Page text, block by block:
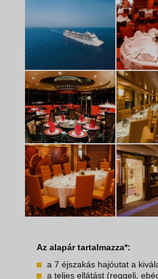
Az alapár tartalmazza*:
a 7 éjszakás hajóutat a
a teljes ellátást (reggeli,